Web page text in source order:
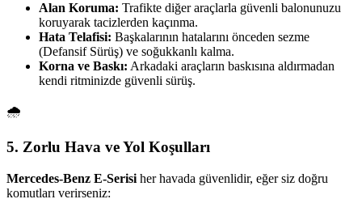
Alan Koruma: Trafikte diğer araçlarla güvenli balonunuzu
koruyarak tacizlerden kaçınma.
Hata Telafisi: Başkalarının hatalarını önceden sezme
(Defansif Sürüş) ve soğukkanlı kalma.
Korna ve Baskı: Arkadaki araçların baskısına aldırmadan
kendi ritminizde güvenli sürüş.
🌧️
5. Zorlu Hava ve Yol Koşulları
Mercedes-Benz E-Serisi her havada güvenlidir, eğer siz doğru
komutları verirseniz: